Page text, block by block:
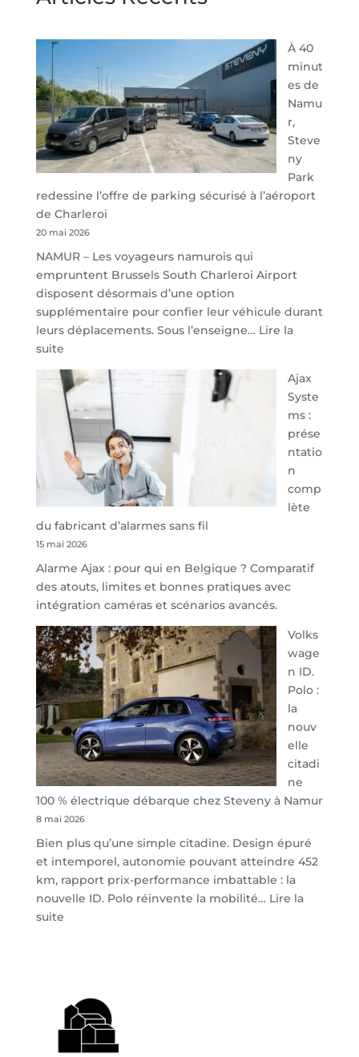
À 40
minut
es de
Namu
r,
Steve
ny
Park
redessine l’offre de parking sécurisé à l’aéroport
de Charleroi
20 mai 2026
NAMUR – Les voyageurs namurois qui
empruntent Brussels South Charleroi Airport
disposent désormais d’une option
supplémentaire pour confier leur véhicule durant
leurs déplacements. Sous l’enseigne… Lire la
suite:
À
40
minutes
de
Namur,
Steveny
Park
redessine
de
parking
sécurisé
à
l’aéroport
de
Charleroi
Ajax
Syste
ms :
prése
ntatio
n
comp
lète
du fabricant d’alarmes sans fil
15 mai 2026
Alarme Ajax : pour qui en Belgique ? Comparatif
des atouts, limites et bonnes pratiques avec
intégration caméras et scénarios avancés.
Volks
wage
n ID.
Polo :
la
nouv
elle
citadi
ne
100 % électrique débarque chez Steveny à Namur
8 mai 2026
Bien plus qu’une simple citadine. Design épuré
et intemporel, autonomie pouvant atteindre 452
km, rapport prix-performance imbattable : la
nouvelle ID. Polo réinvente la mobilité… Lire la
suite:
la
nouvelle
citadine